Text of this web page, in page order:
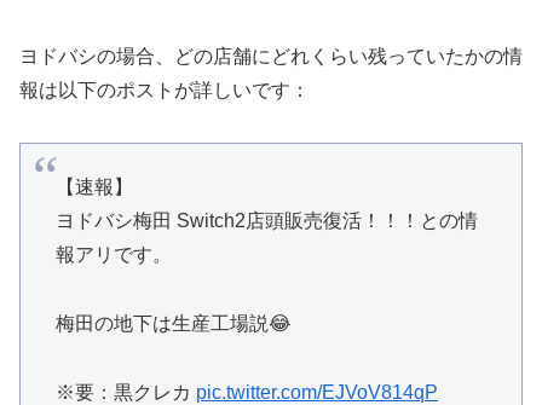
ヨドバシの場合、どの店舗にどれくらい残っていたかの情
報は以下のポストが詳しいです：
【速報】
ヨドバシ梅田 Switch2店頭販売復活！！！との情
報アリです。
梅田の地下は生産工場説😂
※要：黒クレカ pic.twitter.com/EJVoV814qP